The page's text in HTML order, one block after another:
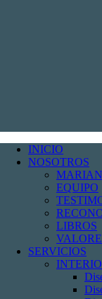
INICIO
NOSOTROS
EQUIPO
LIBROS
SERVICIOS